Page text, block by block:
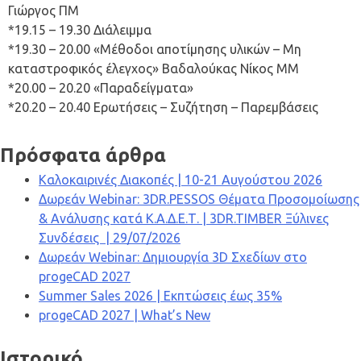
Γιώργος ΠΜ
*19.15 – 19.30 Διάλειμμα
*19.30 – 20.00 «Μέθοδοι αποτίμησης υλικών – Μη
καταστροφικός έλεγχος» Βαδαλούκας Νίκος ΜΜ
*20.00 – 20.20 «Παραδείγματα»
*20.20 – 20.40 Ερωτήσεις – Συζήτηση – Παρεμβάσεις
Πρόσφατα άρθρα
Καλοκαιρινές Διακοπές | 10-21 Αυγούστου 2026
Δωρεάν Webinar: 3DR.PESSOS Θέματα Προσομοίωσης
& Ανάλυσης κατά Κ.Α.Δ.Ε.Τ. | 3DR.TIMBER Ξύλινες
Συνδέσεις | 29/07/2026
Δωρεάν Webinar: Δημιουργία 3D Σχεδίων στο
progeCAD 2027
Summer Sales 2026 | Εκπτώσεις έως 35%
progeCAD 2027 | What’s New